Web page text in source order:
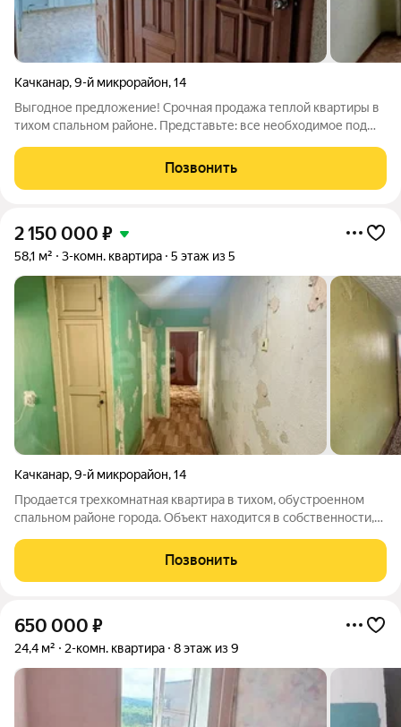
Качканар,9-й микрорайон,14
Выгодное предложение! Срочная продажа теплой квартиры в
тихом спальном районе. Представьте: все необходимое под
ежедневных покупок. Любите спорт? Стадион "Горняк" и
Дворец Спорта совсем рядом.
Позвонить
2 150 000 ₽
58,1 м² 3-комн. квартира 5 этаж из 5
Качканар,9-й микрорайон,14
Продается трехкомнатная квартира в тихом, обустроенном
спальном районе города. Объект находится в собственности,
залогов и обременений, что гарантирует быструю и
безопасную сделку. Освобождение
Позвонить
650 000 ₽
24,4 м² 2-комн. квартира 8 этаж из 9